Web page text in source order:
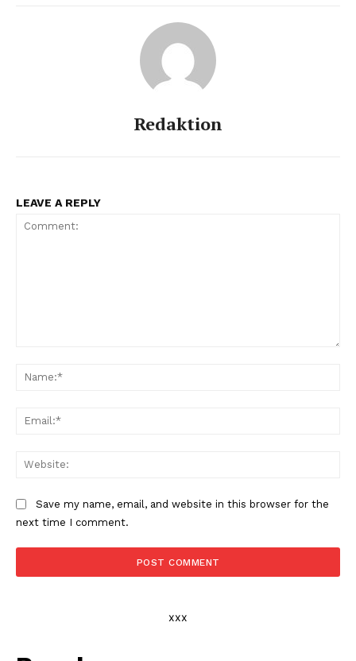
Redaktion
LEAVE A REPLY
Save my name, email, and website in this browser for the
next time I comment.
xxx